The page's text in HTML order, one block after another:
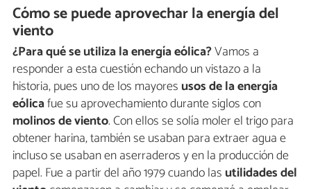
Cómo se puede aprovechar la energía del
viento
¿Para qué se utiliza la energía eólica?Vamos a
responder a esta cuestión echando un vistazo a la
historia, pues uno de los mayores usos de la energía
eólicafue su aprovechamiento durante siglos con
molinos de viento. Con ellos se solía moler el trigo para
obtener harina, también se usaban para extraer agua e
incluso se usaban en aserraderos y en la producción de
papel. Fue a partir del año 1979 cuando las utilidades del